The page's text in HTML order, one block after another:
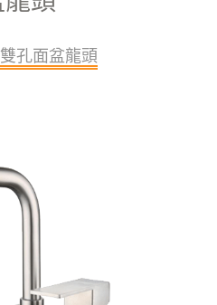
雙孔面盆龍頭